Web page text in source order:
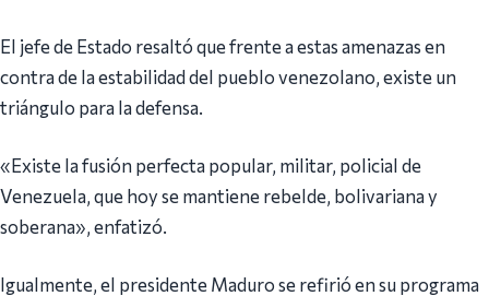
El jefe de Estado resaltó que frente a estas amenazas en
contra de la estabilidad del pueblo venezolano, existe un
triángulo para la defensa.
«Existe la fusión perfecta popular, militar, policial de
Venezuela, que hoy se mantiene rebelde, bolivariana y
soberana», enfatizó.
Igualmente, el presidente Maduro se refirió en su programa